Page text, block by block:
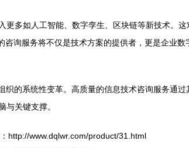
多如人工智能、数字孪生、区块链等新技术。
询服务将不仅是技术方案的提供者，更是企业
的系统性变革。高质量的信息技术咨询服务通
与关键支撑。
http://www.dqlwr.com/product/31.html